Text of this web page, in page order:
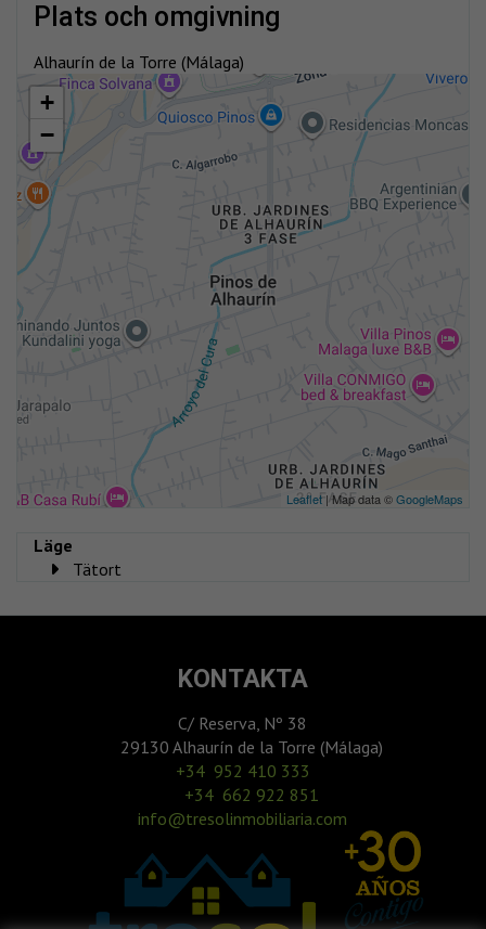
plats och omgivning
Alhaurín de la Torre (Málaga)
+
−
Leaflet | Map data ©GoogleMaps
Läge
Tätort
KONTAKTA
C/ Reserva, Nº 38
29130 Alhaurín de la Torre (Málaga)
‎+34 952 410 333
+34 662 922 851
info@tresolinmobiliaria.com